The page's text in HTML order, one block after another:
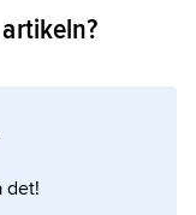
autonoma
annat kött-
flera
det!